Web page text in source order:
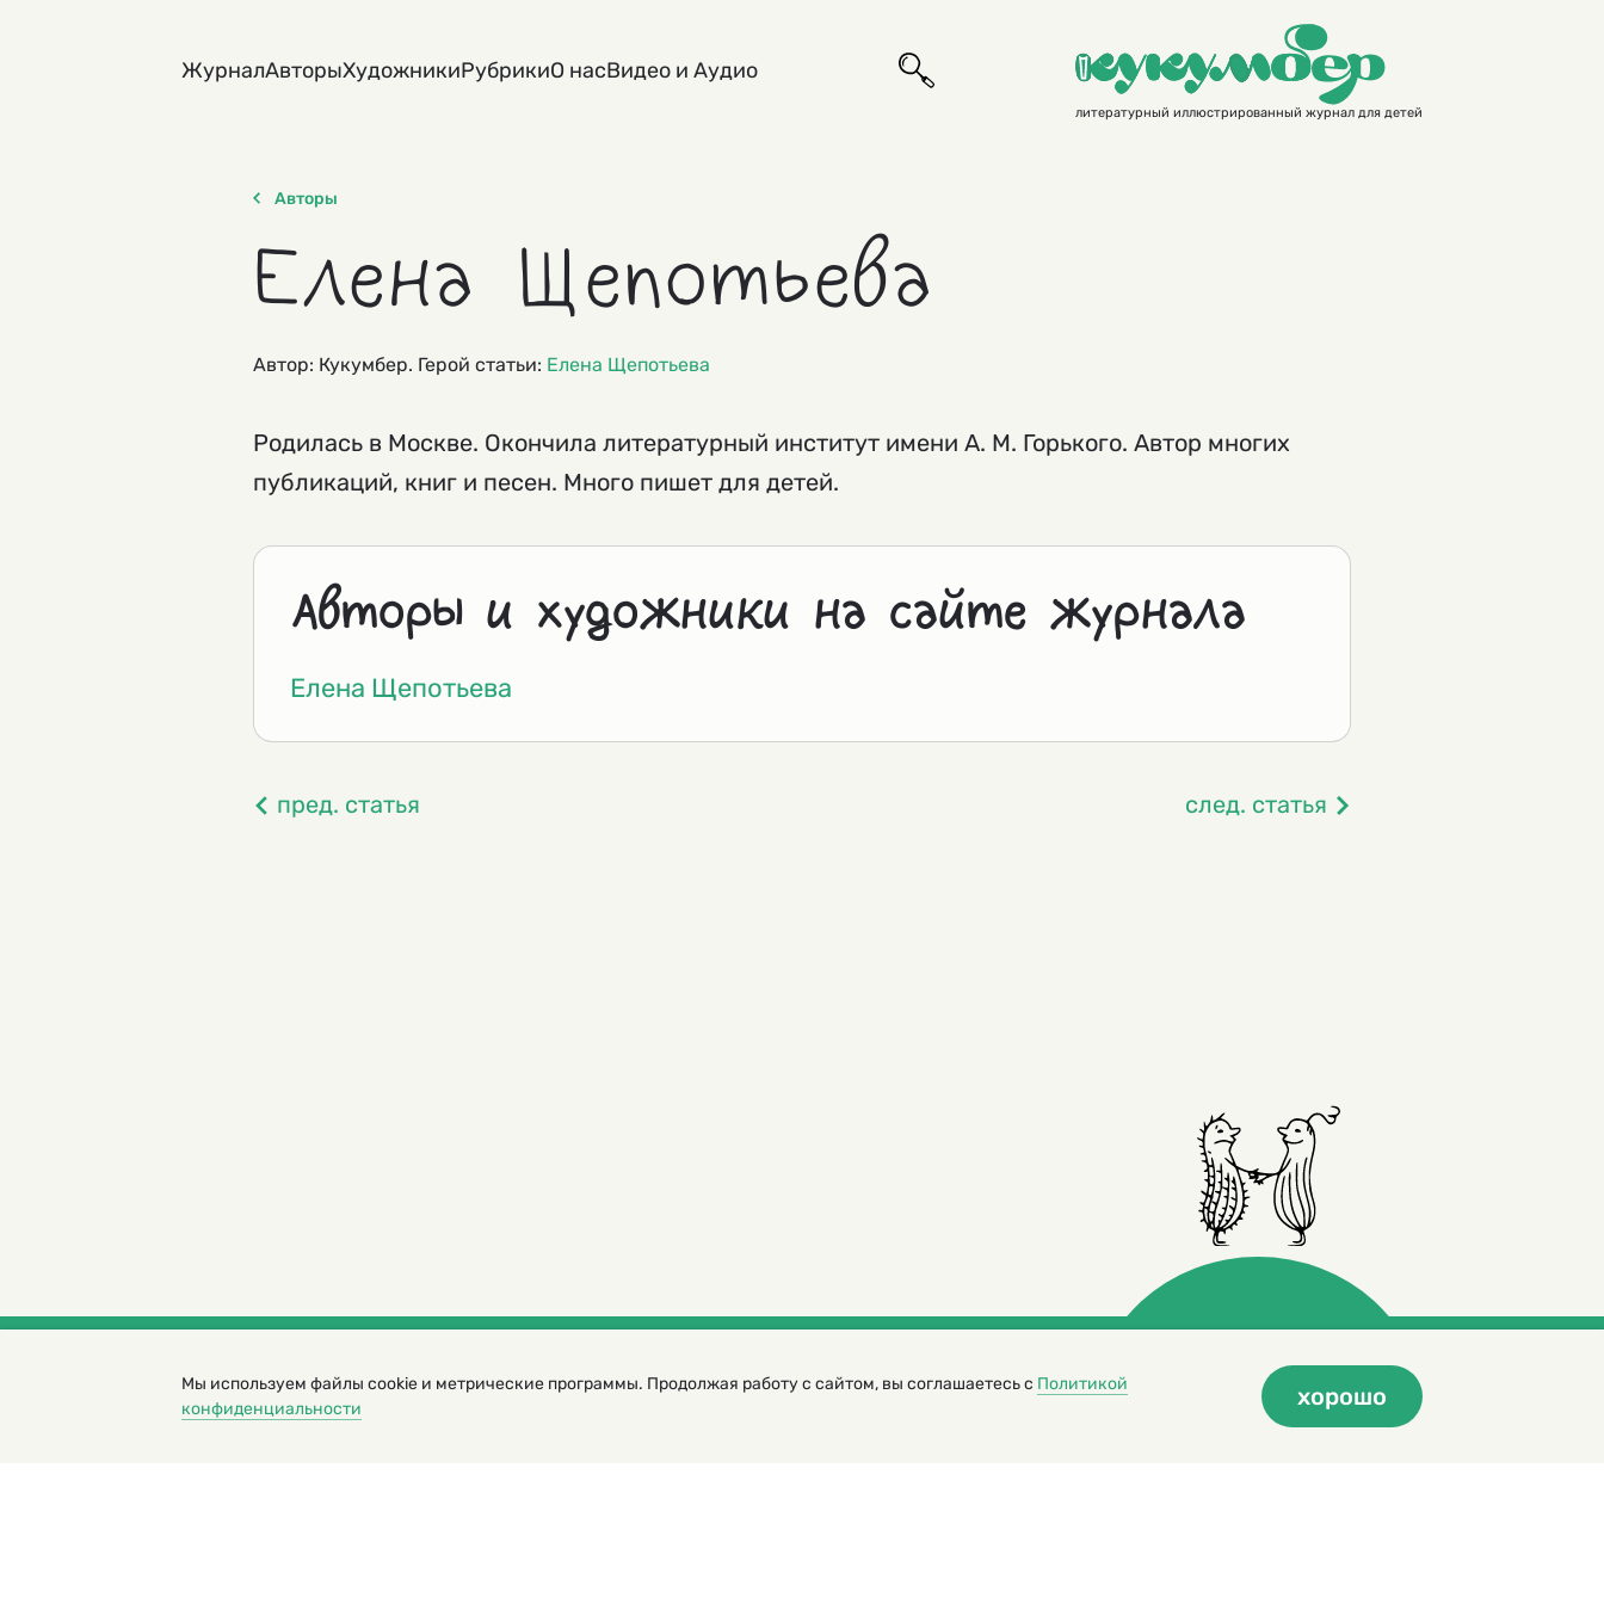
ЖурналАвторыХудожникиРубрикиО насВидео и Аудио
литературный иллюстрированный журнал для детей
Авторы
Елена Щепотьева
Автор: Кукумбер. Герой статьи: Елена Щепотьева
Родилась в Москве. Окончила литературный институт имени А. М. Горького. Автор многих
публикаций, книг и песен. Много пишет для детей.
Авторы и художники на сайте журнала
Елена Щепотьева
пред. статья след. статья
© 2000 – 2026. Кукумбер. Литературный иллюстрированный журнал для детей
Копирование материалов возможно только с разрешения редакторов сайта
Мы используем файлы cookie и метрические программы. Продолжая работу с сайтом, вы соглашаетесь с Политикой
конфиденциальности
хорошо